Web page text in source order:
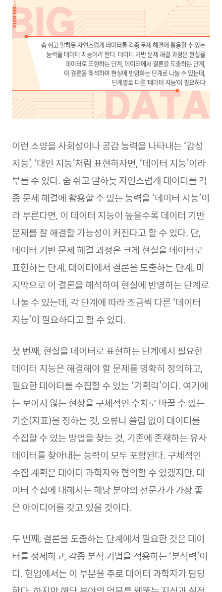
이런 소양을 사회성이나 공감 능력을 나타내는 ‘감성
지능’, ‘대인 지능’처럼 표현하자면, ‘데이터 지능’이라
부를 수 있다. 숨 쉬고 말하듯 자연스럽게 데이터를 각
종 문제 해결에 활용할 수 있는 능력을 ‘데이터 지능’이
라 부른다면, 이 데이터 지능이 높을수록 데이터 기반
문제를 잘 해결할 가능성이 커진다고 할 수 있다. 단,
데이터 기반 문제 해결 과정은 크게 현실을 데이터로
표현하는 단계, 데이터에서 결론을 도출하는 단계, 마
지막으로 이 결론을 해석하여 현실에 반영하는 단계로
나눌 수 있는데, 각 단계에 따라 조금씩 다른 ‘데이터
지능’이 필요하다고 할 수 있다.
첫 번째, 현실을 데이터로 표현하는 단계에서 필요한
데이터 지능은 해결해야 할 문제를 명확히 정의하고,
필요한 데이터를 수집할 수 있는 ‘기획력’이다. 여기에
는 보이지 않는 현상을 구체적인 수치로 바꿀 수 있는
기준(지표)을 정하는 것, 오류나 쏠림 없이 데이터를
수집할 수 있는 방법을 찾는 것, 기존에 존재하는 유사
데이터를 찾아내는 능력이 모두 포함된다. 구체적인
수집 계획은 데이터 과학자와 협의할 수 있겠지만, 데
이터 수집에 대해서는 해당 분야의 전문가가 가장 좋
은 아이디어를 갖고 있을 것이다.
두 번째, 결론을 도출하는 단계에서 필요한 것은 데이
터를 정제하고, 각종 분석 기법을 적용하는 ‘분석력’이
다. 현업에서는 이 부분을 주로 데이터 과학자가 담당